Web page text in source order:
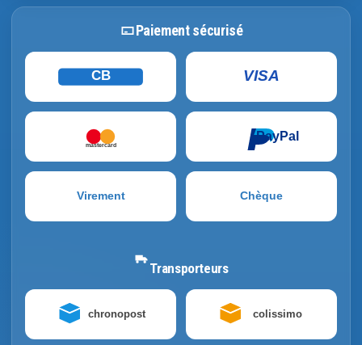
Paiement sécurisé
CB VISA
mastercard
PayPal
Virement Chèque
Transporteurs
chronopost colissimo